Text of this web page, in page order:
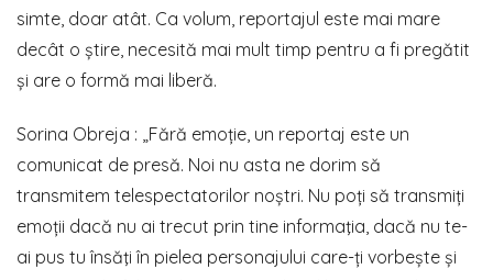
simte, doar atât. Ca volum, reportajul este mai mare
decât o știre, necesită mai mult timp pentru a fi pregătit
și are o formă mai liberă.
Sorina Obreja : „Fără emoție, un reportaj este un
comunicat de presă. Noi nu asta ne dorim să
transmitem telespectatorilor noștri. Nu poți să transmiți
emoții dacă nu ai trecut prin tine informaţia, dacă nu te-
ai pus tu însăţi în pielea personajului care-ți vorbește și